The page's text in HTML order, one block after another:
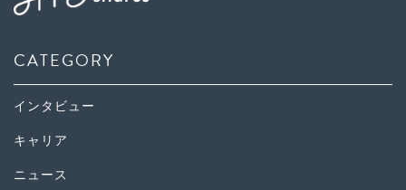
CATEGORY
インタビュー
キャリア
ニュース